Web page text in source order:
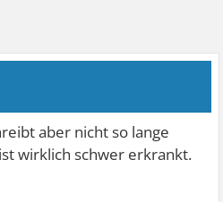
aber nicht so lange
wirklich schwer erkrankt.